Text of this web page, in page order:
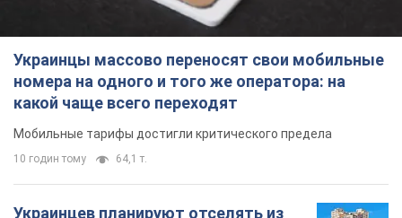
Украинцев планируют отселять из
квартир: "слуга народа" рассказала,
кто будет принимать решение о
сносе домов
Зачем жилища украинцев хотят сносить
11 годин тому 58,5 т.
Украинцы массово покупают
дорогие новые авто: сколько стоит